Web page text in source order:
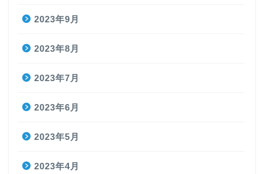
2023年9月
2023年8月
2023年7月
2023年6月
2023年5月
2023年4月